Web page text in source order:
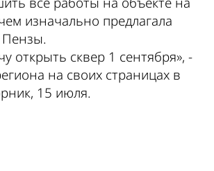
изначально предлагала
Пензы.
открыть сквер 1 сентября», -
на своих страницах в
15 июля.